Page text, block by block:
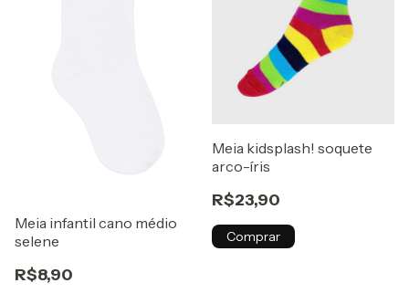
Meia infantil cano médio
selene
R$8,90
Meia kidsplash! soquete
arco-íris
R$23,90
Comprar